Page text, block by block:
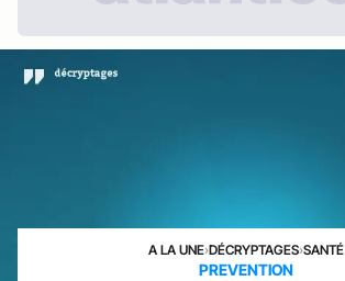
A LA UNE›DÉCRYPTAGES›SANTÉ
PREVENTION